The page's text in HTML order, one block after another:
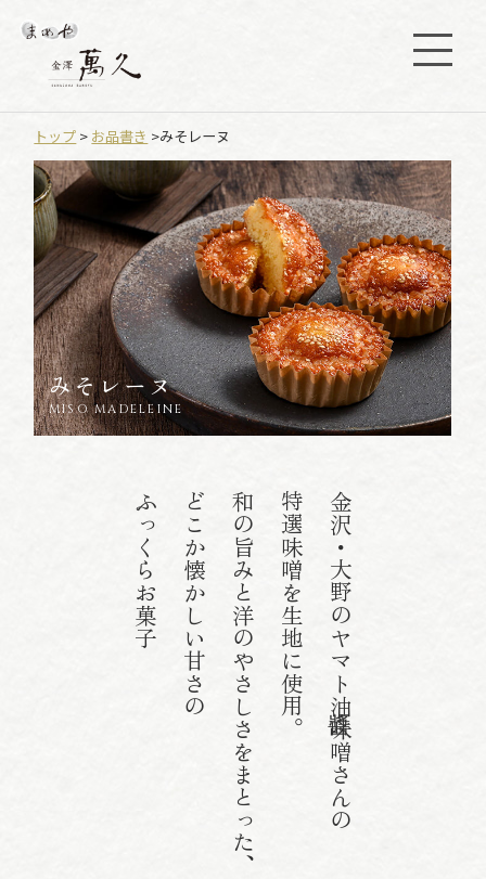
トップ > お品書き >みそレーヌ
みそレーヌ
MISO MADELEINE
金沢・大野のヤマト醬油味噌さんの
特選味噌を生地に使用。
和の旨みと洋のやさしさをまとった、
どこか懐かしい甘さの
ふっくらお菓子